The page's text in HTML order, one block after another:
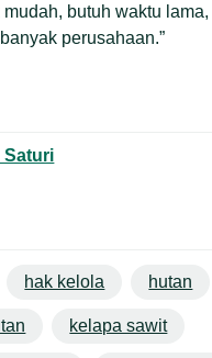
mudah, butuh waktu
perusahaan.”
Saturi
hak kelola hutan
kelapa sawit